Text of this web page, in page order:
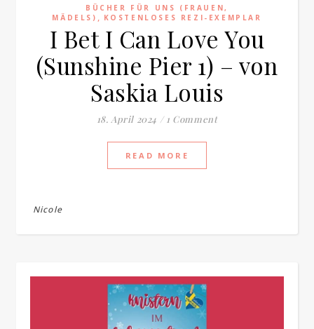
BÜCHER FÜR UNS (FRAUEN,
MÄDELS) , KOSTENLOSES REZI-EXEMPLAR
I Bet I Can Love You
(Sunshine Pier 1) – von
Saskia Louis
18. April 2024 / 1 Comment
READ MORE
Nicole